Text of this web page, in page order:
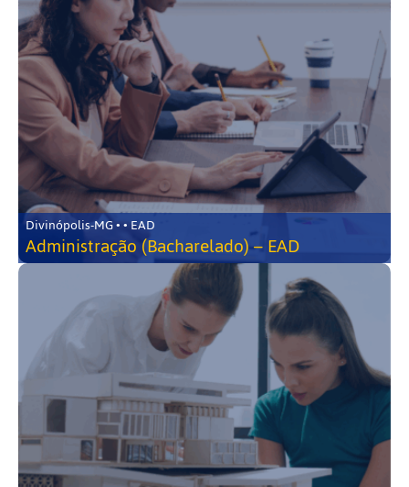
Divinópolis-MG • • EAD
Administração (Bacharelado) – EAD